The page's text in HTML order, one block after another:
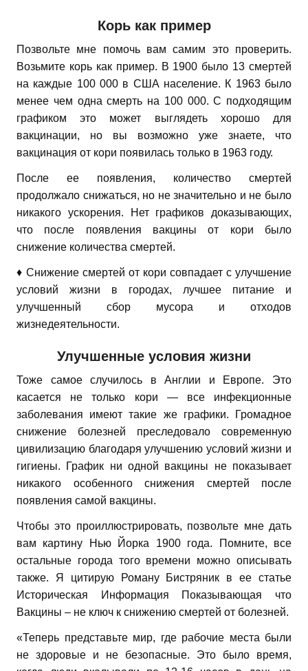
Корь как пример
Позвольте мне помочь вам самим это проверить.
Возьмите корь как пример. В 1900 было 13 смертей
на каждые 100 000 в США население. К 1963 было
менее чем одна смерть на 100 000. С подходящим
графиком это может выглядеть хорошо для
вакцинации, но вы возможно уже знаете, что
вакцинация от кори появилась только в 1963 году.
После ее появления, количество смертей
продолжало снижаться, но не значительно и не было
никакого ускорения. Нет графиков доказывающих,
что после появления вакцины от кори было
снижение количества смертей.
♦ Снижение смертей от кори совпадает с улучшение
условий жизни в городах, лучшее питание и
улучшенный сбор мусора и отходов
жизнедеятельности.
Улучшенные условия жизни
Тоже самое случилось в Англии и Европе. Это
касается не только кори — все инфекционные
заболевания имеют такие же графики. Громадное
снижение болезней преследовало современную
цивилизацию благодаря улучшению условий жизни и
гигиены. График ни одной вакцины не показывает
никакого особенного снижения смертей после
появления самой вакцины.
Чтобы это проиллюстрировать, позвольте мне дать
вам картину Нью Йорка 1900 года. Помните, все
остальные города того времени можно описывать
также. Я цитирую Роману Бистряник в ее статье
Историческая Информация Показывающая что
Вакцины – не ключ к снижению смертей от болезней.
«Теперь представьте мир, где рабочие места были
не здоровые и не безопасные. Это было время,